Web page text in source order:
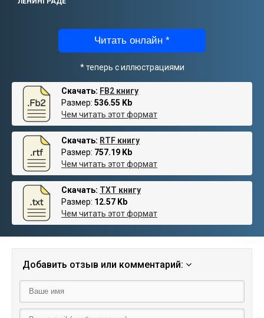
Читать онлайн *
* теперь с иллюстрациями
Скачать: FB2 книгу
Размер: 536.55 Kb
Чем читать этот формат
Скачать: RTF книгу
Размер: 757.19 Kb
Чем читать этот формат
Скачать: TXT книгу
Размер: 12.57 Kb
Чем читать этот формат
Добавить отзыв или комментарий: